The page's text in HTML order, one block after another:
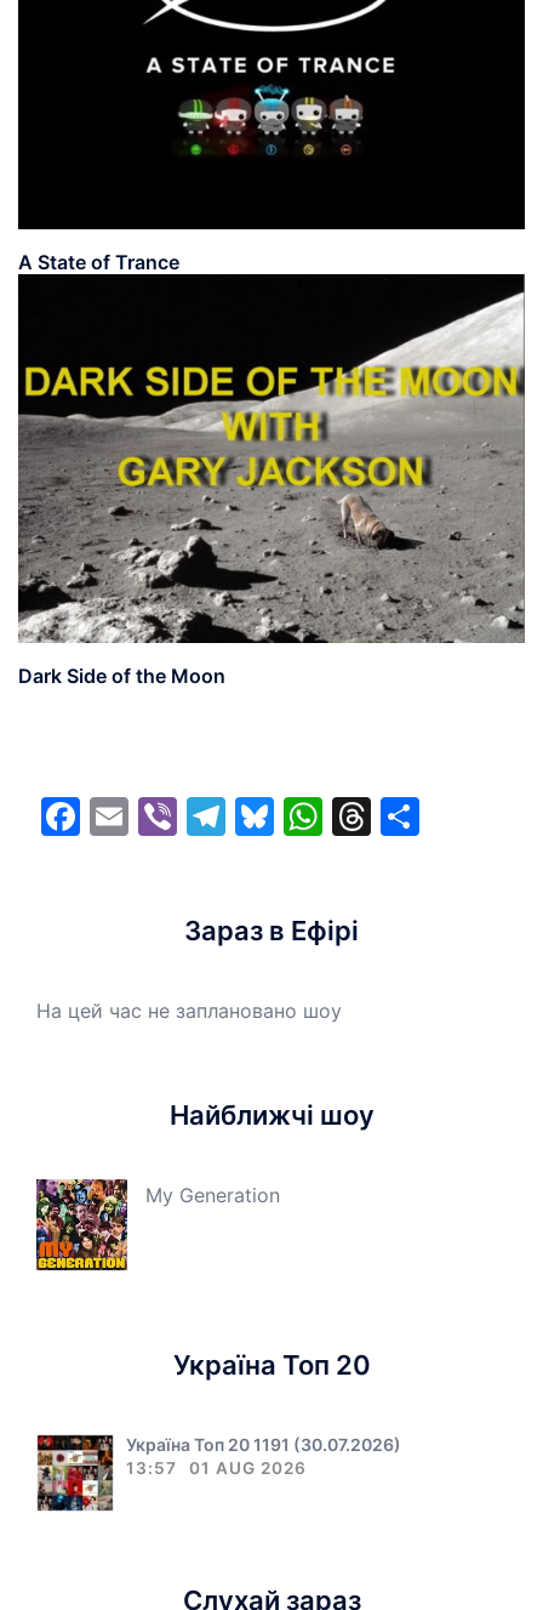
A State of Trance
Dark Side of the Moon
Facebook
EmailViberTelegram
Bluesky
WhatsApp
Threads
Зараз в Ефірі
На цей час не заплановано шоу
Найближчі шоу
My Generation
Україна Топ 20
Україна Топ 20 1191 (30.07.2026)
13:57 01 AUG 2026
Слухай зараз